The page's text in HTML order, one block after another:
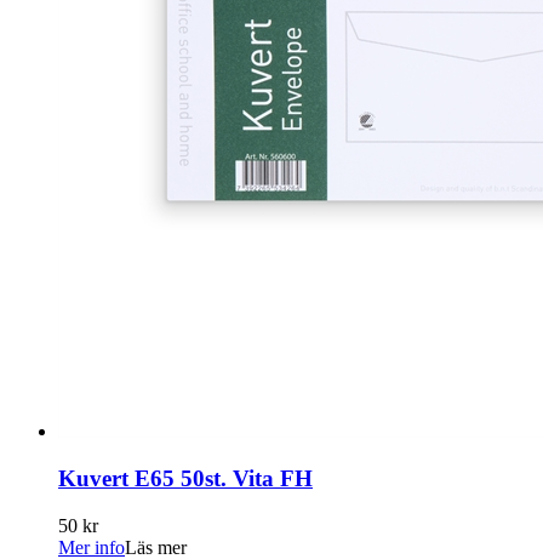
Kuvert E65 50st. Vita FH
50 kr
Mer infoLäs mer